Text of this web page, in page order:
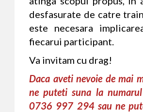
desfasurate de catre
este necesara
fiecarui participant.
Va invitam cu drag!
Daca aveti nevoie de mai
ne puteti suna la
0736 997 294 sau ne